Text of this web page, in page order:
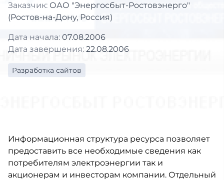
Заказчик: ОАО "Энергосбыт-Ростовэнерго"
(Ростов-на-Дону, Россия)
Дата начала: 07.08.2006
Дата завершения: 22.08.2006
Разработка сайтов
Информационная структура ресурса позволяет
предоставить все необходимые сведения как
потребителям электроэнергии так и
акционерам и инвесторам компании. Отдельный